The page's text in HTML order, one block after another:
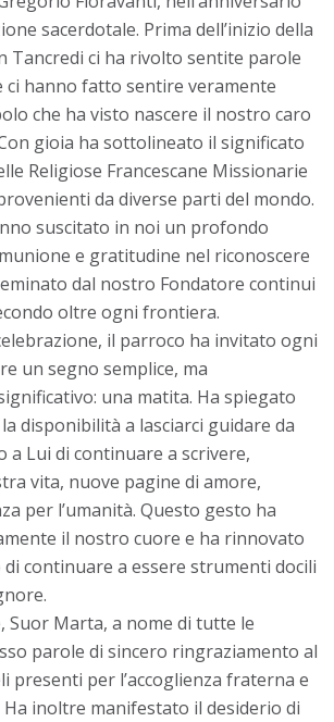
sacerdotale. Prima dell’inizio della
Tancredi ci ha rivolto sentite parole
ci hanno fatto sentire veramente
che ha visto nascere il nostro caro
gioia ha sottolineato il significato
Religiose Francescane Missionarie
da diverse parti del mondo.
suscitato in noi un profondo
e gratitudine nel riconoscere
dal nostro Fondatore continui
oltre ogni frontiera.
il parroco ha invitato ogni
un segno semplice, ma
una matita. Ha spiegato
disponibilità a lasciarci guidare da
a Lui di continuare a scrivere,
vita, nuove pagine di amore,
per l’umanità. Questo gesto ha
il nostro cuore e ha rinnovato
continuare a essere strumenti docili
Suor Marta, a nome di tutte le
parole di sincero ringraziamento al
presenti per l’accoglienza fraterna e
Ha inoltre manifestato il desiderio di